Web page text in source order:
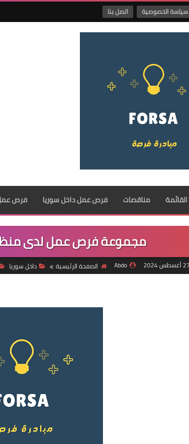
سياسة الخصوصية اتصل بنا
الرئيسية
القائمة مناقصات فرص عمل داخل سوريا فرص
مجموعة فرص عمل لدى
Abdo الصفحة الرئيسية داخل سوريا